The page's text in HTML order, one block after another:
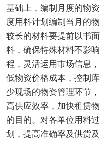
基础上，编制月度的物
度用料计划编制当月的
较长的材料要提前以书
料，确保特殊材料不影
程，灵活运用市场信息
低物资价格成本，控制
少现场的物资管理环节
高供应效率，加快租赁
的目的。对各单位用料
划，提高准确率及供货及